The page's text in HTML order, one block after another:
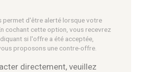
permet d'être alerté lorsque votre
cochant cette option, vous recevrez
si l'offre a été acceptée,
proposons une contre-offre.
directement, veuillez